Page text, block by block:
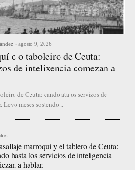
- agosto 9, 2026
e o taboleiro de Ceuta:
de intelixencia comezan a
de Ceuta: cando ata os servizos de
meses sostendo...
marroquí y el tablero de Ceuta:
hasta los servicios de inteligencia
a hablar.